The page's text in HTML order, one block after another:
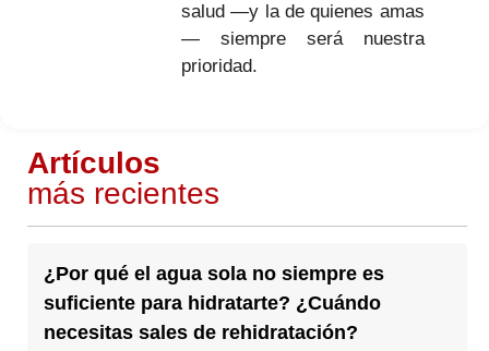
salud —y la de quienes amas
— siempre será nuestra
prioridad.
Artículos
más recientes
¿Por qué el agua sola no siempre es
suficiente para hidratarte? ¿Cuándo
necesitas sales de rehidratación?